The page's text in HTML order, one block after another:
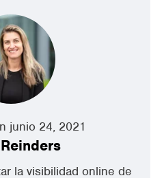
junio 24, 2021
la visibilidad online de